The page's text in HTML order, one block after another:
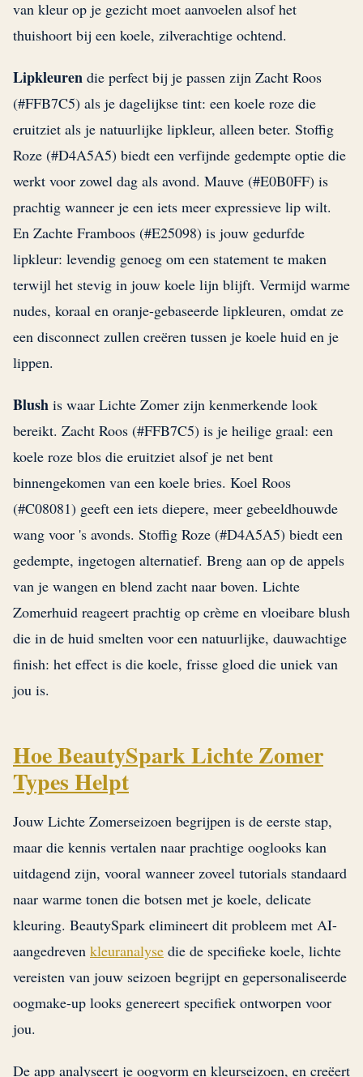
van kleur op je gezicht moet aanvoelen alsof het
thuishoort bij een koele, zilverachtige ochtend.
Lipkleuren die perfect bij je passen zijn Zacht Roos
(#FFB7C5) als je dagelijkse tint: een koele roze die
eruitziet als je natuurlijke lipkleur, alleen beter. Stoffig
Roze (#D4A5A5) biedt een verfijnde gedempte optie die
werkt voor zowel dag als avond. Mauve (#E0B0FF) is
prachtig wanneer je een iets meer expressieve lip wilt.
En Zachte Framboos (#E25098) is jouw gedurfde
lipkleur: levendig genoeg om een statement te maken
terwijl het stevig in jouw koele lijn blijft. Vermijd warme
nudes, koraal en oranje-gebaseerde lipkleuren, omdat ze
een disconnect zullen creëren tussen je koele huid en je
lippen.
Blush is waar Lichte Zomer zijn kenmerkende look
bereikt. Zacht Roos (#FFB7C5) is je heilige graal: een
koele roze blos die eruitziet alsof je net bent
binnengekomen van een koele bries. Koel Roos
(#C08081) geeft een iets diepere, meer gebeeldhouwde
wang voor 's avonds. Stoffig Roze (#D4A5A5) biedt een
gedempte, ingetogen alternatief. Breng aan op de appels
van je wangen en blend zacht naar boven. Lichte
Zomerhuid reageert prachtig op crème en vloeibare blush
die in de huid smelten voor een natuurlijke, dauwachtige
finish: het effect is die koele, frisse gloed die uniek van
jou is.
Hoe BeautySpark Lichte Zomer
Types Helpt
Jouw Lichte Zomerseizoen begrijpen is de eerste stap,
maar die kennis vertalen naar prachtige ooglooks kan
uitdagend zijn, vooral wanneer zoveel tutorials standaard
naar warme tonen die botsen met je koele, delicate
kleuring. BeautySpark elimineert dit probleem met AI-
aangedreven kleuranalyse die de specifieke koele, lichte
vereisten van jouw seizoen begrijpt en gepersonaliseerde
oogmake-up looks genereert specifiek ontworpen voor
jou.
De app analyseert je oogvorm en kleurseizoen, en creëert